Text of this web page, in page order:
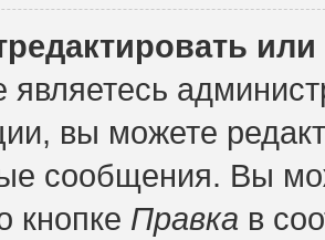
являетесь
вы можете
сообщения. Вы
кнопке Правка в